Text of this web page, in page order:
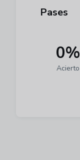
Pases
0%
Acierto